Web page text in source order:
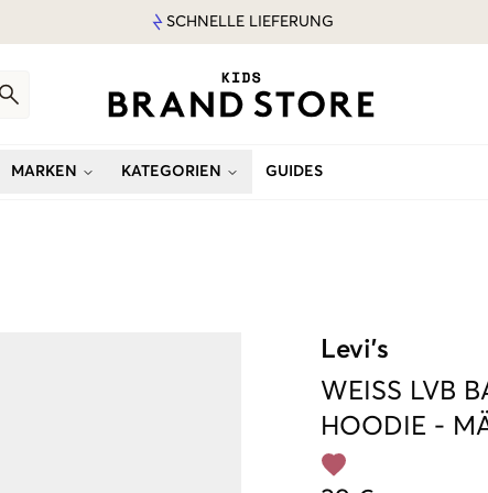
SCHNELLE LIEFERUNG
MARKEN KATEGORIEN GUIDES
Levi's
WEISS
LVB
HOODIE -